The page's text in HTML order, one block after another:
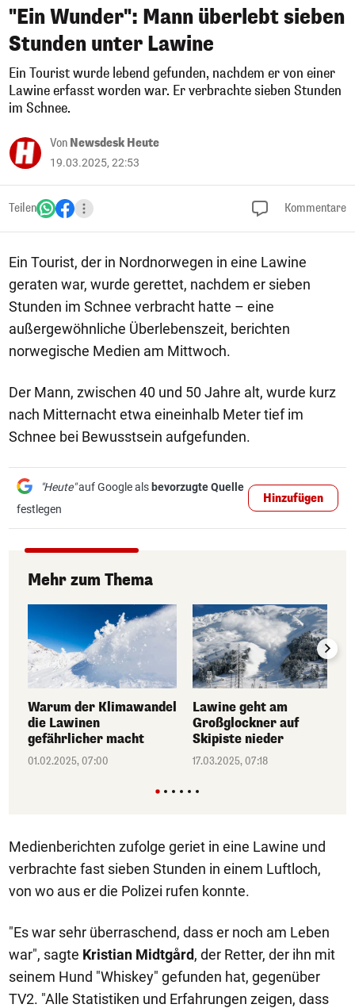
"Ein Wunder": Mann überlebt sieben
Stunden unter Lawine
Ein Tourist wurde lebend gefunden, nachdem er von einer
Lawine erfasst worden war. Er verbrachte sieben Stunden
im Schnee.
Von Newsdesk Heute
19.03.2025, 22:53
Teilen Kommentare
Ein Tourist, der in Nordnorwegen in eine Lawine
geraten war, wurde gerettet, nachdem er sieben
Stunden im Schnee verbracht hatte – eine
außergewöhnliche Überlebenszeit, berichten
norwegische Medien am Mittwoch.
Der Mann, zwischen 40 und 50 Jahre alt, wurde kurz
nach Mitternacht etwa eineinhalb Meter tief im
Schnee bei Bewusstsein aufgefunden.
"Heute"auf Google als bevorzugte Quelle
festlegen
Hinzufügen
Mehr zum Thema
Warum der Klimawandel
die Lawinen
gefährlicher macht
01.02.2025, 07:00
Lawine geht am
Großglockner auf
Skipiste nieder
17.03.2025, 07:18
Medienberichten zufolge geriet in eine Lawine und
verbrachte fast sieben Stunden in einem Luftloch,
von wo aus er die Polizei rufen konnte.
"Es war sehr überraschend, dass er noch am Leben
war", sagte Kristian Midtgård, der Retter, der ihn mit
seinem Hund "Whiskey" gefunden hat, gegenüber
TV2. "Alle Statistiken und Erfahrungen zeigen, dass